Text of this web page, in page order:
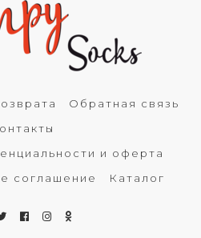
Обратная связь
и оферта
соглашение
Каталог